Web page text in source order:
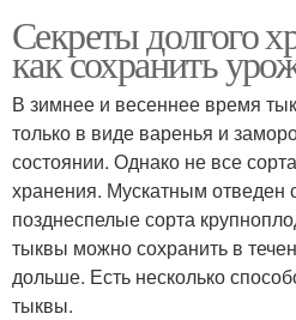
Секреты долгого
как сохранить
В зимнее и весеннее время
только в виде варенья и
состоянии. Однако не все
хранения. Мускатным отведен
позднеспелые сорта
тыквы можно сохранить в
дольше. Есть несколько
тыквы.